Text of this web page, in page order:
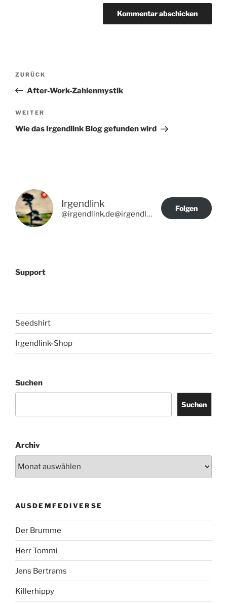
Beitragsnavigation
Vorheriger
Beitrag
ZURÜCK
After-Work-Zahlenmystik
Nächster
Beitrag
WEITER
Wie das Irgendlink Blog gefunden wird
Irgendlink
@irgendlink.de@irgendlink.de
Folgen
Support
Seedshirt
Irgendlink-Shop
Suchen
Suchen
Archiv
AUSDEMFEDIVERSE
Der Brumme
Herr Tommi
Jens Bertrams
Killerhippy